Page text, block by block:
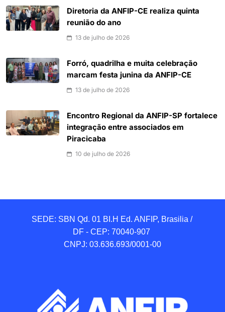
Diretoria da ANFIP-CE realiza quinta
reunião do ano
13 de julho de 2026
Forró, quadrilha e muita celebração
marcam festa junina da ANFIP-CE
13 de julho de 2026
Encontro Regional da ANFIP-SP fortalece
integração entre associados em
Piracicaba
10 de julho de 2026
SEDE: SBN Qd. 01 BI.H Ed. ANFIP, Brasilia /
DF - CEP: 70040-907
CNPJ: 03.636.693/0001-00